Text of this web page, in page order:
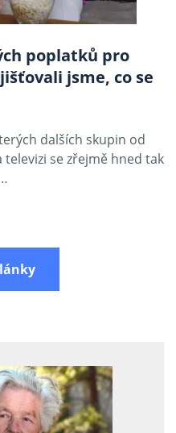
poplatků pro
jsme, co se
dalších skupin od
se zřejmě hned tak